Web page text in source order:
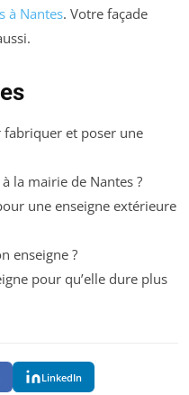
à Nantes. Votre façade
et poser une
la mairie de Nantes ?
une enseigne extérieure
enseigne ?
pour qu’elle dure plus
LinkedIn